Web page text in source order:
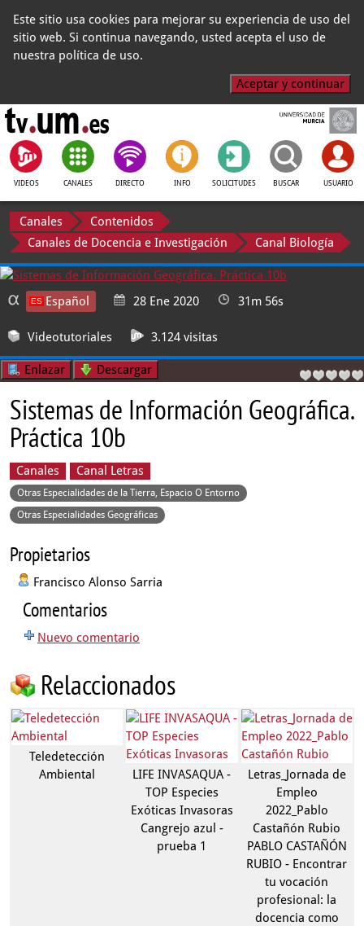
Este sitio usa cookies para mejorar su experiencia de uso del
sitio web. Si continua navegando, usted acepta el uso de
nuestra política de uso.
Aceptar y continuar
VIDEOS CANALES DIRECTO INFO SOLICITUDES BUSCAR USUARIO
Canales
Contenidos
Canales de Docencia e Investigación
Canal Biología
Español 28 Ene 2020 31m 56s
Videotutoriales 3.124 visitas
Enlazar Descargar
Sistemas de Información Geográfica.
Práctica 10b
Canales Canal Letras
Otras Especialidades de la Tierra, Espacio O Entorno
Otras Especialidades Geográficas
Propietarios
Francisco Alonso Sarria
Comentarios
Nuevo comentario
Relaccionados
Teledetección
Ambiental
LIFE INVASAQUA -
TOP Especies
Exóticas Invasoras
Cangrejo azul -
prueba 1
Letras_Jornada de
Empleo
2022_Pablo
Castañón Rubio
PABLO CASTAÑÓN
RUBIO - Encontrar
tu vocación
profesional: la
docencia como